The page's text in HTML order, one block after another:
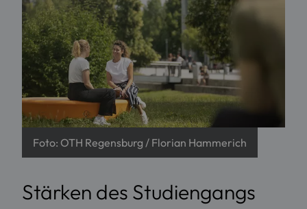
Foto: OTH Regensburg / Florian Hammerich
Stärken des Studiengangs